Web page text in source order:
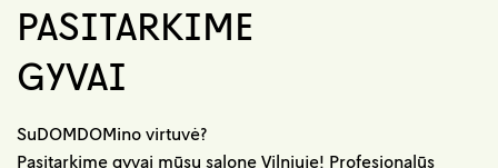
PASITARKIME
GYVAI
SuDOMDOMino virtuvė?
Pasitarkime gyvai mūsų salone Vilniuje! Profesionalūs